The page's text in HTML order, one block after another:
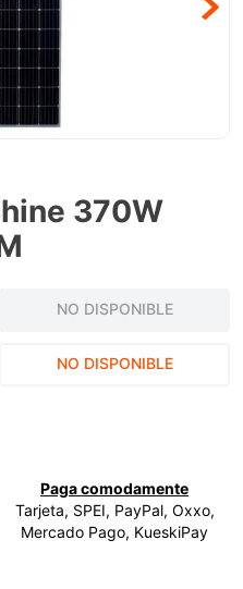
370W
NO DISPONIBLE
NO DISPONIBLE
Paga comodamente
Tarjeta, SPEI, PayPal, Oxxo,
Mercado Pago, KueskiPay
lenox
clavos
esmeriladora
ke500